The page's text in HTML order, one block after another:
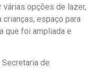
várias opções de lazer,
espaço para
que foi ampliada e
de